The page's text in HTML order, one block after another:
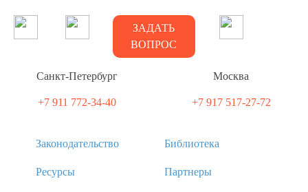
Законодательство Библиотека
Ресурсы Партнеры
ЗАДАТЬ
ВОПРОС
Санкт-Петербург
+7 911 772-34-40
Москва
+7 917 517-27-72